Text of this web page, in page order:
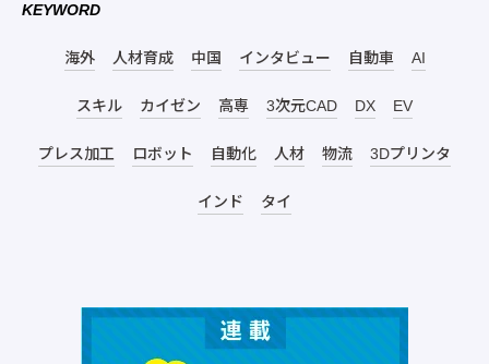
KEYWORD
海外 人材育成 中国 インタビュー 自動車 AI
スキル カイゼン 高専 3次元CAD DX EV
プレス加工 ロボット 自動化 人材 物流 3Dプリンタ
インド タイ